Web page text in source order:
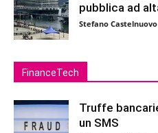
pubblica ad
Stefano Castelnuovo
FinanceTech
Truffe
un SMS